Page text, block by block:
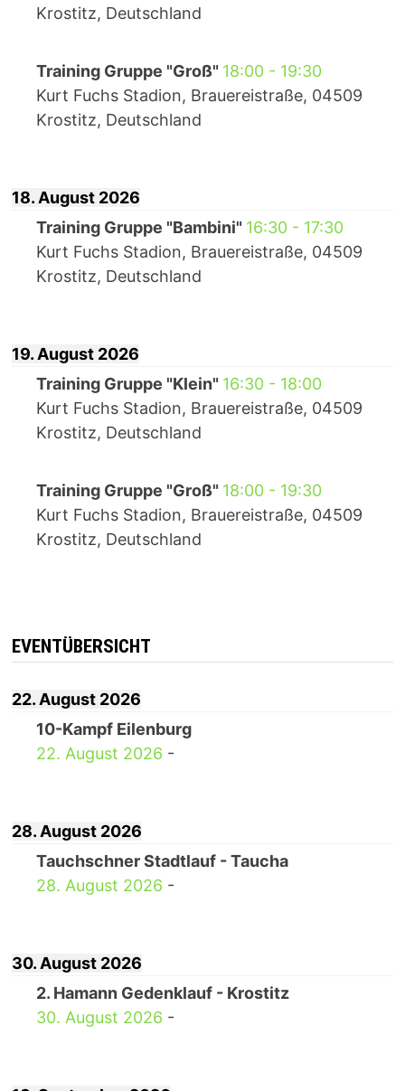
Krostitz, Deutschland
Training Gruppe "Groß" 18:00- 19:30
Kurt Fuchs Stadion, Brauereistraße, 04509
Krostitz, Deutschland
18. August 2026
Training Gruppe "Bambini" 16:30- 17:30
Kurt Fuchs Stadion, Brauereistraße, 04509
Krostitz, Deutschland
19. August 2026
Training Gruppe "Klein" 16:30- 18:00
Kurt Fuchs Stadion, Brauereistraße, 04509
Krostitz, Deutschland
Training Gruppe "Groß" 18:00- 19:30
Kurt Fuchs Stadion, Brauereistraße, 04509
Krostitz, Deutschland
EVENTÜBERSICHT
22. August 2026
10-Kampf Eilenburg
22. August 2026 -
28. August 2026
Tauchschner Stadtlauf - Taucha
28. August 2026 -
30. August 2026
2. Hamann Gedenklauf - Krostitz
30. August 2026 -